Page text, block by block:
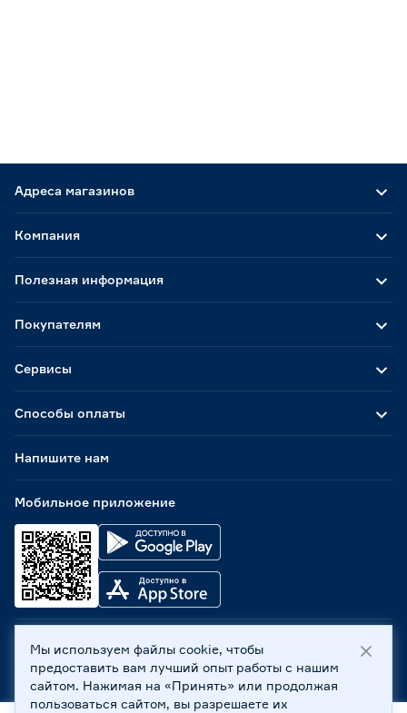
Адреса магазинов
Способы оплаты
Мобильное приложение
Компания
Полезная информация
Покупателям
Сервисы
Напишите нам
ООО «Бауцентр Рус» 2004 -2026, 236029, г. Калининград,
ул. А.Невского, 205. ИНН 7702596813, КПП 390601001 ©
Все права защищены
Мы используем файлы cookie, чтобы
предоставить вам лучший опыт работы с нашим
сайтом. Нажимая на «Принять» или продолжая
пользоваться сайтом, вы разрешаете их